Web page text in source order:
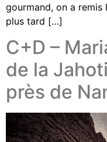
gourmand, on a remis
plus tard […]
C+D –
de la
près de